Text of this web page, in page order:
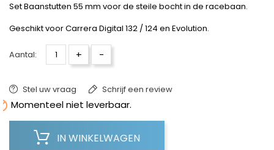
Set Baanstutten 55 mm voor de steile bocht in de racebaan.
Geschikt voor Carrera Digital 132 / 124 en Evolution.
Aantal: + -
Stel uw vraag Schrijf een review
Momenteel niet leverbaar.
IN WINKELWAGEN